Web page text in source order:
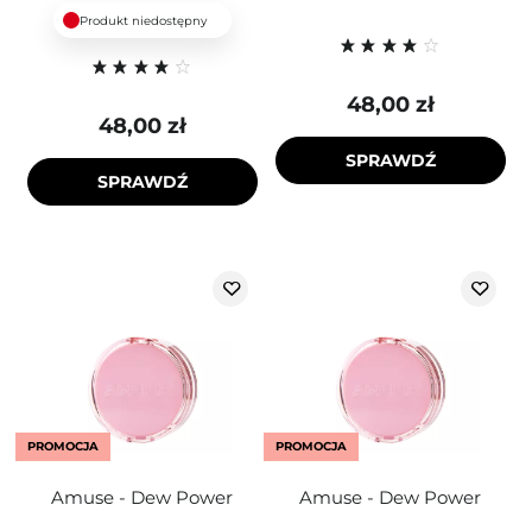
Produkt niedostępny
48,00 zł
SPRAWDŹ
48,00 zł
SPRAWDŹ
PROMOCJA
Amuse - Dew Power
PROMOCJA
Amuse - Dew Power